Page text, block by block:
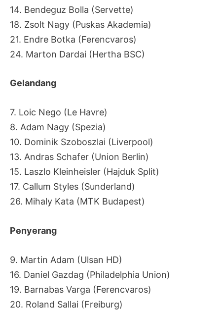
14. Bendeguz Bolla (Servette)
18. Zsolt Nagy (Puskas Akademia)
21. Endre Botka (Ferencvaros)
24. Marton Dardai (Hertha BSC)
Gelandang
7. Loic Nego (Le Havre)
8. Adam Nagy (Spezia)
10. Dominik Szoboszlai (Liverpool)
13. Andras Schafer (Union Berlin)
15. Laszlo Kleinheisler (Hajduk Split)
17. Callum Styles (Sunderland)
26. Mihaly Kata (MTK Budapest)
Penyerang
9. Martin Adam (Ulsan HD)
16. Daniel Gazdag (Philadelphia Union)
19. Barnabas Varga (Ferencvaros)
20. Roland Sallai (Freiburg)